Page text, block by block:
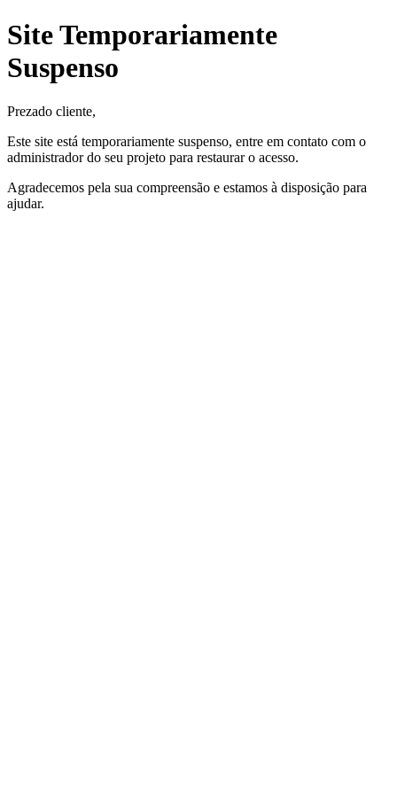
Site Temporariamente
Suspenso
Prezado cliente,
Este site está temporariamente suspenso, entre em contato com o
administrador do seu projeto para restaurar o acesso.
Agradecemos pela sua compreensão e estamos à disposição para
ajudar.